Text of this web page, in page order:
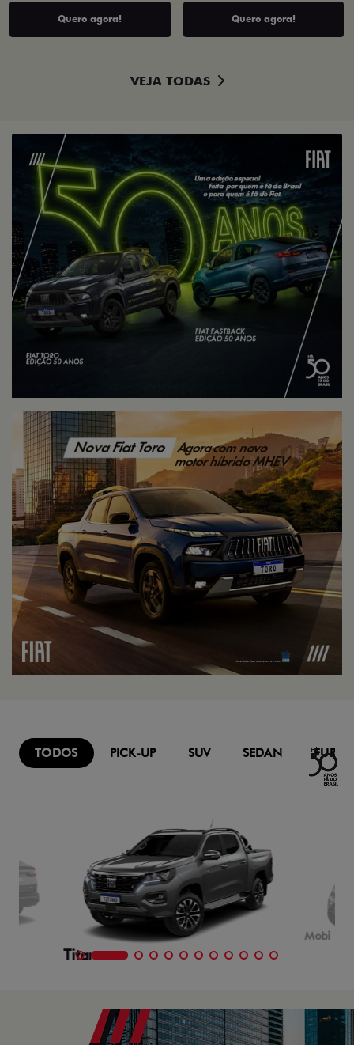
Quero agora! Quero agora!
VEJA TODAS
TODOS PICK-UP SUV SEDAN
Titano
Mobi